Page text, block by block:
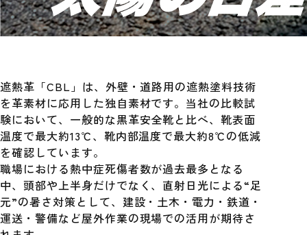
遮熱革「CBL」は、外壁・道路用の遮熱塗料技術
を革素材に応用した独自素材です。当社の比較試
験において、一般的な黒革安全靴と比べ、靴表面
温度で最大約13℃、靴内部温度で最大約8℃の低減
を確認しています。
職場における熱中症死傷者数が過去最多となる
中、頭部や上半身だけでなく、直射日光による“足
元”の暑さ対策として、建設・土木・電力・鉄道・
運送・警備など屋外作業の現場での活用が期待さ